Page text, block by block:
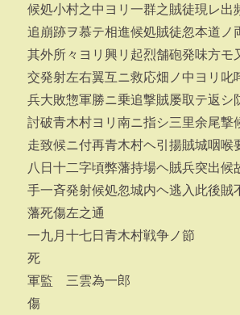
候処小村之中ヨリ一群之賊徒現レ出
追崩跡ヲ慕テ相進候処賊徒忽本道ノ
其外所々ヨリ興リ起烈舗砲発味方モ
交発射左右翼互ニ救応畑ノ中ヨリ叱
兵大敗惣軍勝ニ乗追撃賊屡取テ返シ
討破青木村ヨリ南ニ指シ三里余尾撃
走致候ニ付再青木村ヘ引揚賊城咽喉
八日十二字頃弊藩持場ヘ賊兵突出候
手一斉発射候処忽城内ヘ逃入此後賊
藩死傷左之通
一九月十七日青木村戦争ノ節
死
軍監 三雲為一郎
傷